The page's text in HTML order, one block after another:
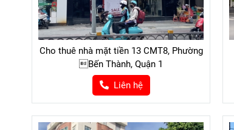
Cho thuê nhà mặt tiền 13 CMT8, Phường
Bến Thành, Quận 1
Liên hệ